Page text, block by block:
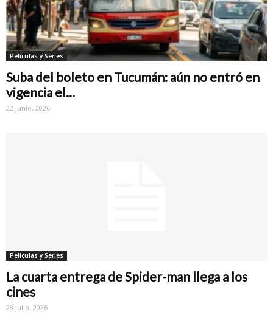
Peliculas y Series
Suba del boleto en Tucumán: aún no entró en
vigencia el...
22 junio, 2026
Peliculas y Series
La cuarta entrega de Spider-man llega a los
cines
28 julio, 2026